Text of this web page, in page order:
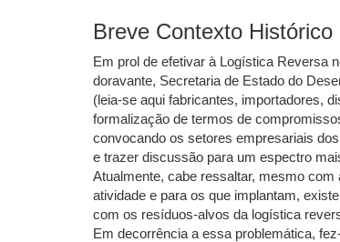
Breve Contexto
Em prol de efetivar à Logística Reversa
doravante, Secretaria de Estado do
(leia-se aqui fabricantes, importadores,
formalização de termos de
convocando os setores empresariais
e trazer discussão para um espectro
Atualmente, cabe ressaltar, mesmo
atividade e para os que implantam,
com os resíduos-alvos da logística
Em decorrência a essa problemática,